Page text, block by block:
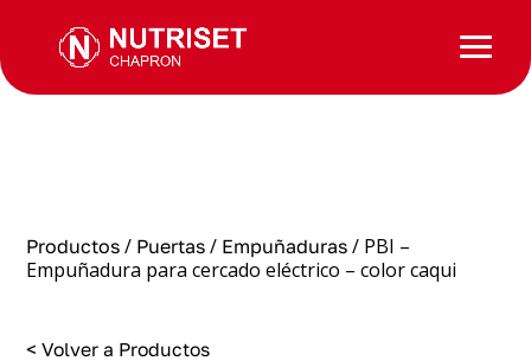
Productos / Puertas / Empuñaduras / PBI –
Empuñadura para cercado eléctrico – color caqui
< Volver a Productos